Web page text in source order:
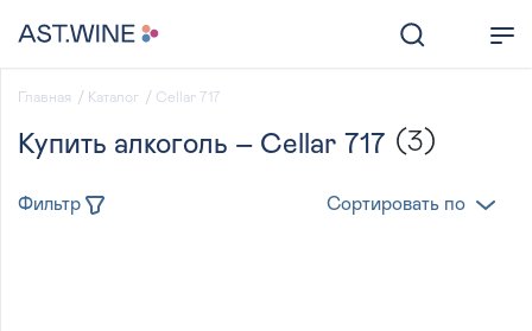
Главная Каталог Cellar 717
Купить алкоголь – Cellar 717 (3)
Фильтр Сортировать по